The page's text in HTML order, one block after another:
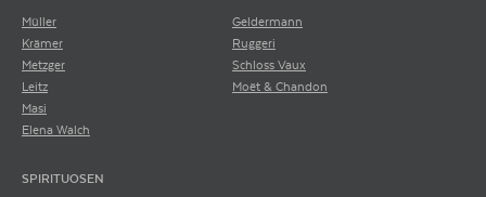
Müller
Krämer
Metzger
Leitz
Masi
Elena Walch
Geldermann
Ruggeri
Schloss Vaux
Moët & Chandon
SPIRITUOSEN